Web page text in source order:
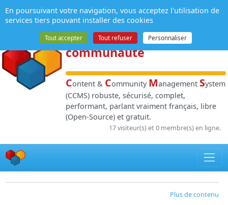
NPDS:Gestion de
contenuet de
communauté
Content & Community Management System
(CCMS) robuste, sécurisé, complet,
performant, parlant vraiment français, libre
(Open-Source) et gratuit.
17 visiteur(s) et 0 membre(s) en ligne.
Plus de contenu
Panneau de gestion des cookies
En poursuivant votre navigation, vous acceptez l'utilisation de
services tiers pouvant installer des cookies
Tout accepter Tout refuser Personnaliser